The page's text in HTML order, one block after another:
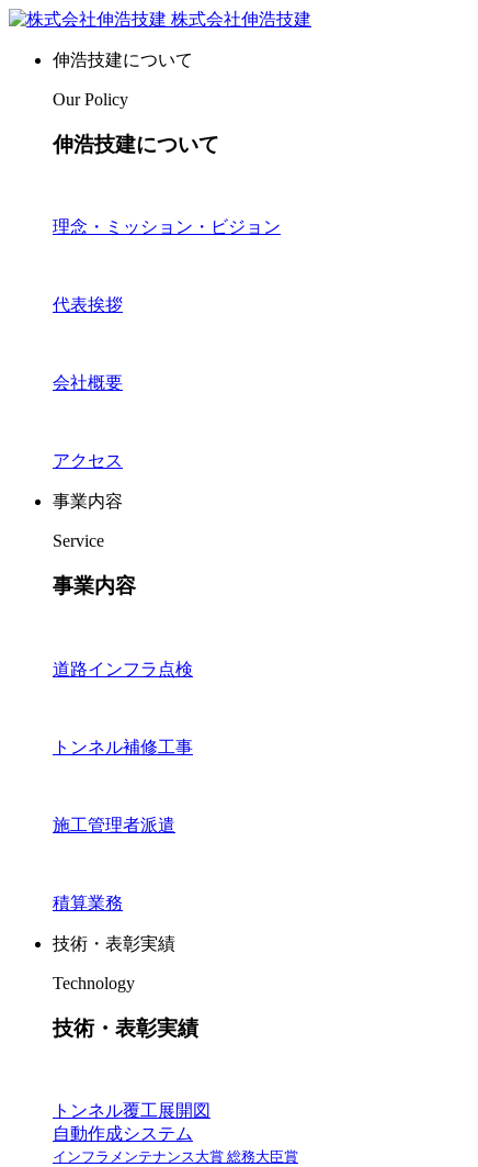
株式会社伸浩技建
伸浩技建について
Our Policy
伸浩技建について
理念・ミッション・ビジョン
代表挨拶
会社概要
アクセス
事業内容
Service
事業内容
道路インフラ点検
トンネル補修工事
施工管理者派遣
積算業務
技術・表彰実績
Technology
技術・表彰実績
トンネル覆工展開図
自動作成システム
インフラメンテナンス大賞 総務大臣賞